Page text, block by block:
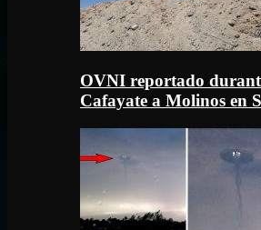
OVNI reportado
Cafayate a Molinos en